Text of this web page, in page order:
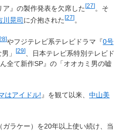
』の製作発表を欠席した[27]。そ
川晃司 に介抱された [27] 。
]やフジテレビ系テレビドラマ『0号
」 [29]
、日本テレビ系特別テレビド
全て新作SP』の「オオカミ男の嘘
はアイドル!』を観て以来、 中山美
（ガラケー）を20年以上使い続け、当